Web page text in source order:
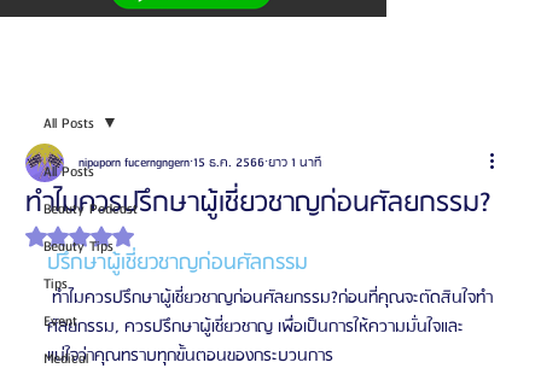
All Posts
Beauty Podcast
Beauty Tips
Tips
Event
Medical
All Posts
ทำไมควรปรึกษาผู้เชี่ยวชาญก่อนศัลยกรรม?
nipaporn fucerngngern15 ธ.ค. 2566ยาว 1 นาที
ได้รับ NaN เต็ม 5 ดาว
ปรึกษาผู้เชี่ยวชาญก่อนศัลกรรม
ทำไมควรปรึกษาผู้เชี่ยวชาญก่อนศัลยกรรม?ก่อนที่คุณจะตัดสินใจทำ
ศัลยกรรม, ควรปรึกษาผู้เชี่ยวชาญ เพื่อเป็นการให้ความมั่นใจและ
แน่ใจว่าคุณทราบทุกขั้นตอนของกระบวนการ